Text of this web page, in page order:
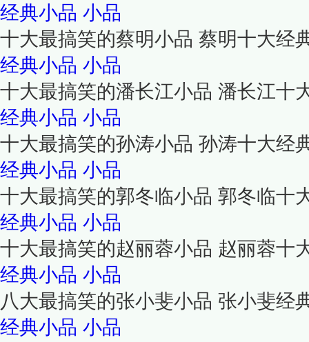
经典小品 小品
十大最搞笑的蔡明小品 蔡明十大经
经典小品 小品
十大最搞笑的潘长江小品 潘长江十
经典小品 小品
十大最搞笑的孙涛小品 孙涛十大经
经典小品 小品
十大最搞笑的郭冬临小品 郭冬临十
经典小品 小品
十大最搞笑的赵丽蓉小品 赵丽蓉十
经典小品 小品
八大最搞笑的张小斐小品 张小斐经
经典小品 小品